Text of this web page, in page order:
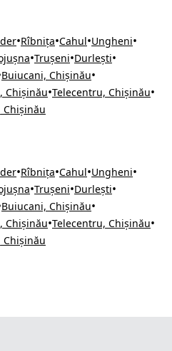
•Rîbnița•Cahul•Ungheni•
•Trușeni•Durlești•
Buiucani, Chișinău•
Chișinău•Telecentru, Chișinău•
Chișinău
•Rîbnița•Cahul•Ungheni•
•Trușeni•Durlești•
Buiucani, Chișinău•
Chișinău•Telecentru, Chișinău•
Chișinău